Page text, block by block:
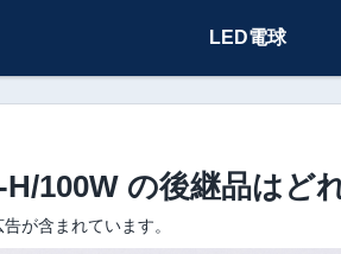
LED電球
100W の後継品はど
が含まれています。